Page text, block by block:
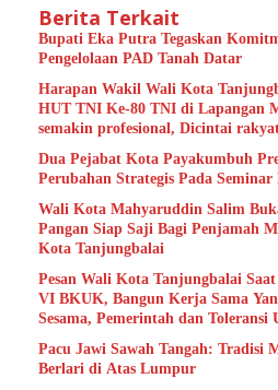
Berita Terkait
Bupati Eka Putra Tegaskan
Pengelolaan PAD Tanah Datar
Harapan Wakil Wali Kota
HUT TNI Ke-80 TNI di Lapangan
semakin profesional, Dicintai
Dua Pejabat Kota Payakumbuh
Perubahan Strategis Pada Seminar
Wali Kota Mahyaruddin Salim
Pangan Siap Saji Bagi Penjamah
Kota Tanjungbalai
Pesan Wali Kota Tanjungbalai
VI BKUK, Bangun Kerja Sama
Sesama, Pemerintah dan Toleransi
Pacu Jawi Sawah Tangah: Tradisi
Berlari di Atas Lumpur